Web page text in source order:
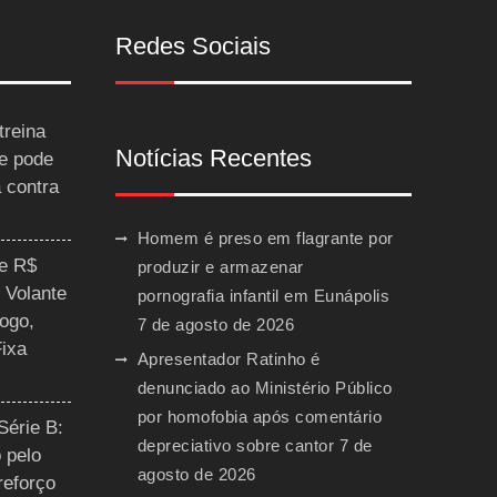
pode
contra
R$
B:
pelo
Redes Sociais
Notícias Recentes
Homem é preso em flagrante por
produzir e armazenar
pornografia infantil em Eunápolis
7 de agosto de 2026
Apresentador Ratinho é
denunciado ao Ministério Público
por homofobia após comentário
depreciativo sobre cantor 7 de
agosto de 2026